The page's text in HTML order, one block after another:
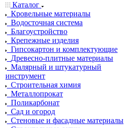
Каталог
Кровельные материалы
Водосточная система
Благоустройство
Крепежные изделия
Гипсокартон и комплектующие
Древесно-плитные материалы
Малярный и штукатурный
инструмент
Строительная химия
Металлопрокат
Поликарбонат
Сад и огород
Стеновые и фасадные материалы